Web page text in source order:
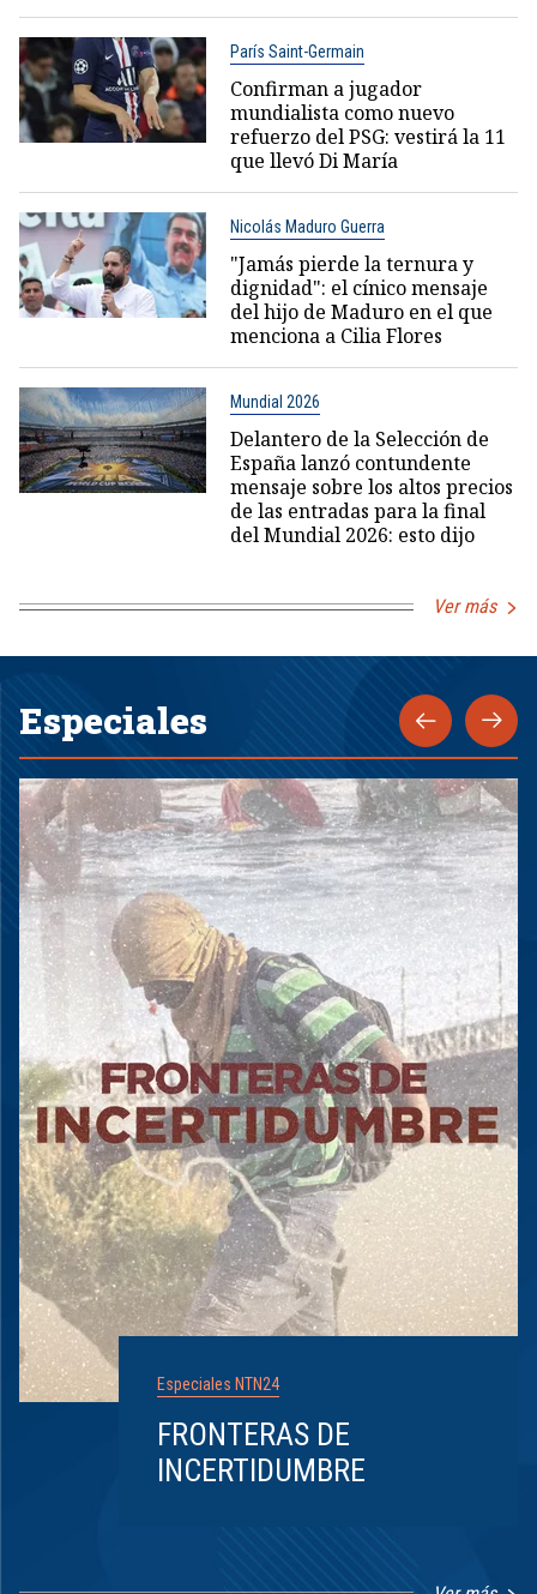
París Saint-Germain
Confirman a jugador
mundialista como nuevo
refuerzo del PSG: vestirá la 11
que llevó Di María
Nicolás Maduro Guerra
"Jamás pierde la ternura y
dignidad": el cínico mensaje
del hijo de Maduro en el que
menciona a Cilia Flores
Mundial 2026
Delantero de la Selección de
España lanzó contundente
mensaje sobre los altos precios
de las entradas para la final
del Mundial 2026: esto dijo
Ver más
Especiales
Especiales NTN24
FRONTERAS DE
INCERTIDUMBRE